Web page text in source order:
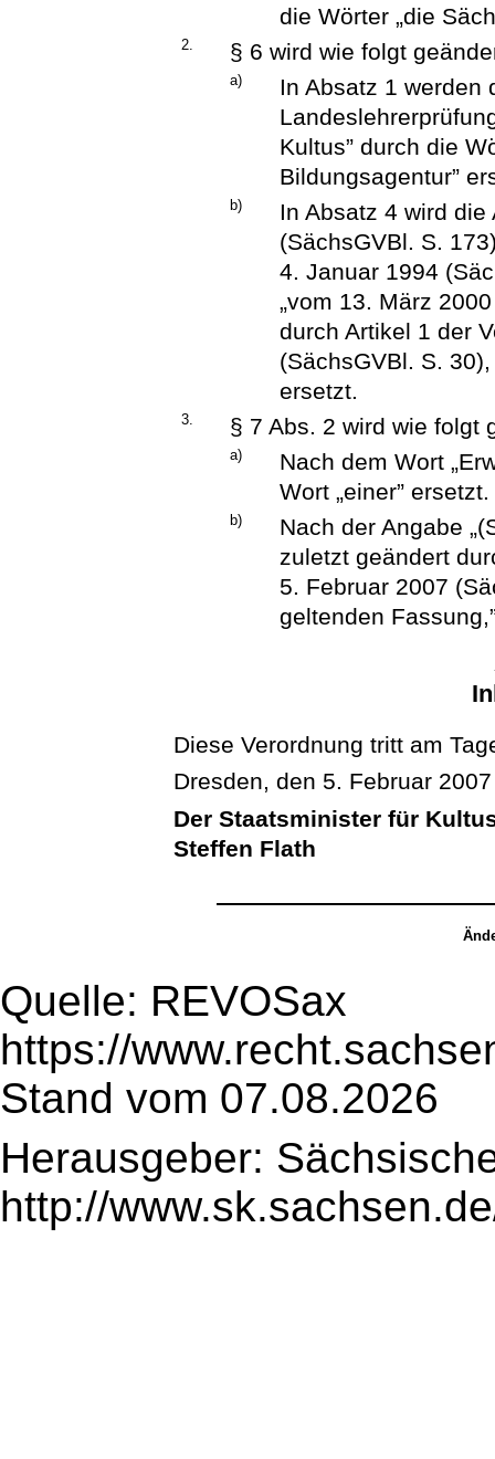
die Wörter „die
2. § 6 wird wie folgt
a)
In Absatz 1 werden
Kultus” durch die
Bildungsagentur”
b)
In Absatz 4 wird die
(SächsGVBl. S.
4. Januar 1994
„vom 13. März
durch Artikel 1 der
(SächsGVBl. S.
ersetzt.
3. § 7 Abs. 2 wird wie folgt
a)
Nach dem Wort
Wort „einer” ersetzt.
b)
Nach der Angabe
zuletzt geändert
5. Februar 2007
geltenden
Diese Verordnung tritt am
Dresden, den 5. Februar 2007
Der Staatsminister für
Steffen Flath
Quelle: REVOSax
https://
Stand vom 07.08.2026
Herausgeber:
http://